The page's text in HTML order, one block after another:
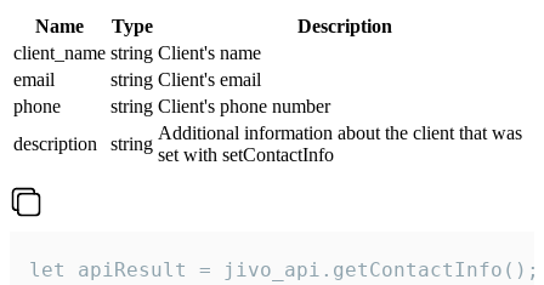
Name Type
Description
client_name string Client's name
email
string Client's email
phone
string Client's phone number
description
string
Additional information about the client that was
set with setContactInfo
let apiResult = jivo_api.getContactInfo();